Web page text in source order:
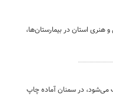
هنری استان در بیمارستان‌ها،
می‌شود، در سمنان آماده چاپ